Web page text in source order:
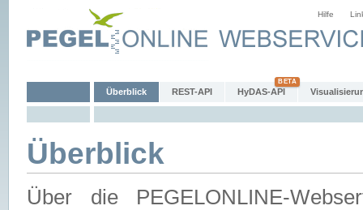
Hilfe
Überblick REST-API HyDAS-API
Überblick
Über die PEGELONLINE-